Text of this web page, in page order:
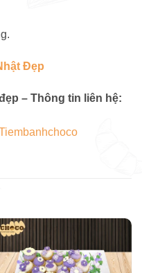
Đẹp
– Thông tin liên hệ: